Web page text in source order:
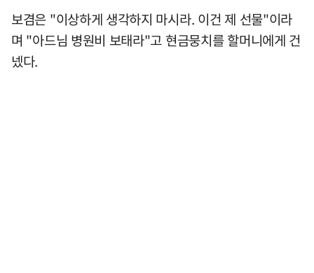
보겸은 "이상하게 생각하지 마시라. 이건 제 선물"이라
며 "아드님 병원비 보태라"고 현금뭉치를 할머니에게 건
넸다.